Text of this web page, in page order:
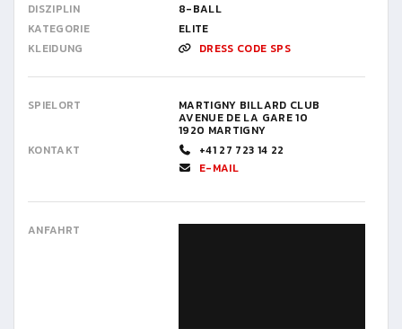
DISZIPLIN
8-BALL
KATEGORIE
ELITE
KLEIDUNG
DRESS CODE SPS
SPIELORT MARTIGNY BILLARD CLUB
AVENUE DE LA GARE 10
1920 MARTIGNY
KONTAKT
+41 27 723 14 22
E-MAIL
ANFAHRT